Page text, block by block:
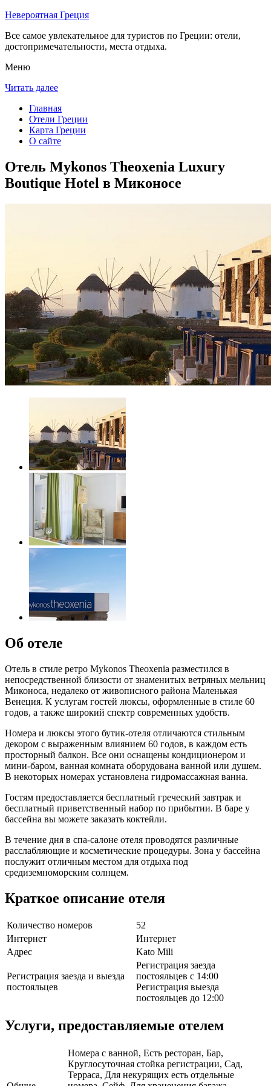
Невероятная Греция
Все самое увлекательное для туристов по Греции: отели,
достопримечательности, места отдыха.
Меню
Читать далее
Главная
Отели Греции
Карта Греции
О сайте
Отель Mykonos Theoxenia Luxury
Boutique Hotel в Миконосе
Об отеле
Отель в стиле ретро Mykonos Theoxenia разместился в
непосредственной близости от знаменитых ветряных мельниц
Миконоса, недалеко от живописного района Маленькая
Венеция. К услугам гостей люксы, оформленные в стиле 60
годов, а также широкий спектр современных удобств.
Номера и люксы этого бутик-отеля отличаются стильным
декором с выраженным влиянием 60 годов, в каждом есть
просторный балкон. Все они оснащены кондиционером и
мини-баром, ванная комната оборудована ванной или душем.
В некоторых номерах установлена гидромассажная ванна.
Гостям предоставляется бесплатный греческий завтрак и
бесплатный приветственный набор по прибытии. В баре у
бассейна вы можете заказать коктейли.
В течение дня в спа-салоне отеля проводятся различные
расслабляющие и косметические процедуры. Зона у бассейна
послужит отличным местом для отдыха под
средиземноморским солнцем.
Краткое описание отеля
Количество номеров
52
Интернет
Интернет
Адрес
Kato Mili
Регистрация заезда и выезда
постояльцев
Регистрация заезда
постояльцев с 14:00
Регистрация выезда
постояльцев до 12:00
Услуги, предоставляемые отелем
Номера с ванной, Есть ресторан, Бар,
Круглосуточная стойка регистрации, Сад,
Терраса, Для некурящих есть отдельные